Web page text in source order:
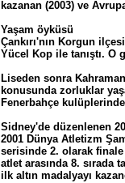
kazanan (2003) ve
Yaşam öyküsü
Çankırı'nın Korgun
Yücel Kop ile tanıştı. O
Liseden sonra
konusunda zorluklar
Fenerbahçe
Sidney'de düzenlenen
2001 Dünya Atletizm
serisinde 2. olarak
atlet arasında 8. sırada
ilk altın madalyayı